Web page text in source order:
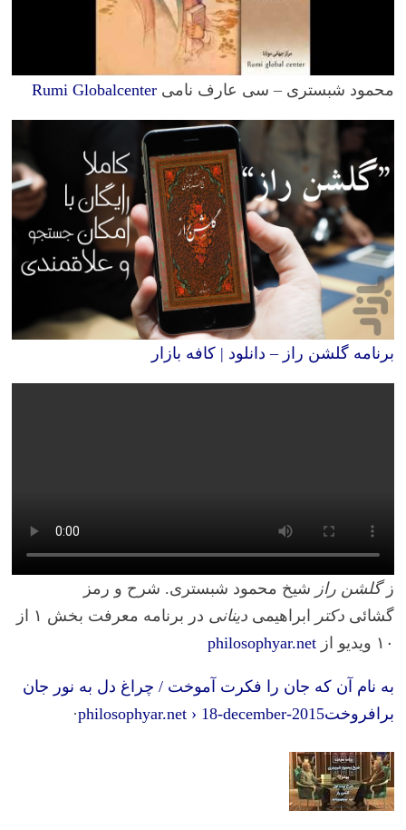
محمود شبستری – سی عارف نامی Rumi Globalcenter
برنامه گلشن راز – دانلود | کافه بازار
زگلشن راز شیخ محمود شبستری. شرح و رمز
گشائی دکتر ابراهیمی دینانی
در برنامه معرفت بخش ۱ از
۱۰ ویدیو از
philosophyar.net
به نام آن که جان را فکرت آموخت / چراغ دل به نور جان
برافروختphilosophyar.net › 18-december-2015
·